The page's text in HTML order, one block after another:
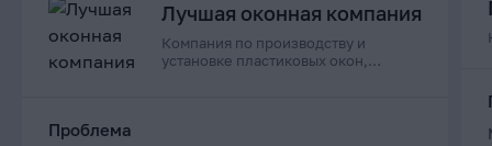
Лучшая оконная компания
Компания по производству и
установке пластиковых окон,
Проблема